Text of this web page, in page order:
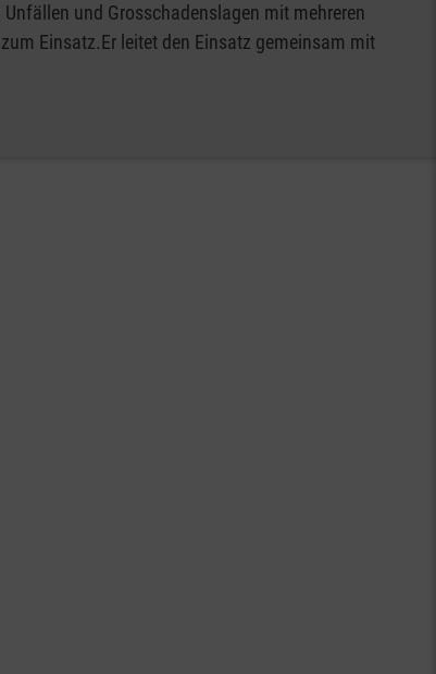
und Grosschadenslagen mit mehreren
Einsatz.Er leitet den Einsatz gemeinsam mit